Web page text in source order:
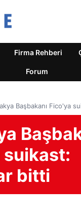
Firma Rehberi
Forum
Başbakanı Fico'ya
suikast:
bitti